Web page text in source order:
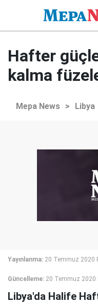
Hafter
kalma
Mepa News > Libya
Yayınlanma: 20 Temmuz 2020
Güncelleme: 20 Temmuz 2020
Libya'da Halife